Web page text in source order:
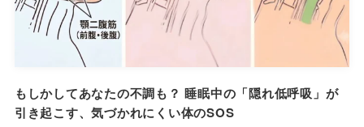
もしかしてあなたの不調も？ 睡眠中の「隠れ低呼吸」が
引き起こす、気づかれにくい体のSOS